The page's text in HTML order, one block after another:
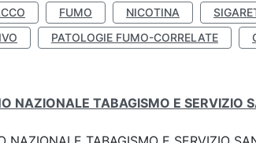
FUMO NICOTINA
PATOLOGIE FUMO-CORRELATE
NAZIONALE TABAGISMO E SERVIZIO